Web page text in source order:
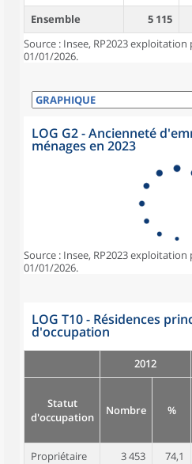
Ensemble
5 115
Source : Insee, RP2023
01/01/2026.
LOG G2 - Ancienneté
ménages en 2023
Source : Insee, RP2023
01/01/2026.
LOG T10 - Résidences
d'occupation
2012
Statut
d'occupation
Nombre %
Propriétaire 3 453 74,1